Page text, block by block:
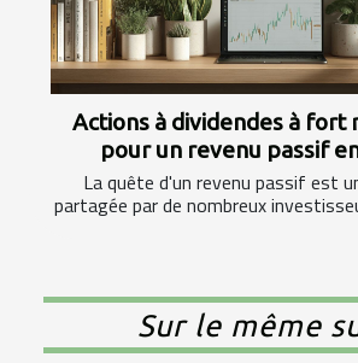
Actions à dividendes à fort
pour un revenu passif
La quête d'un revenu passif est
partagée par de nombreux
Sur le même